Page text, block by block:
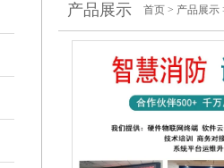
产品展示 首页 > 产品展示